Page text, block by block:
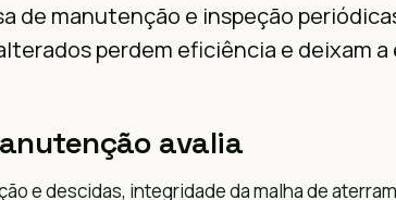
de manutenção e inspeção
perdem eficiência e deixam
avalia
e descidas, integridade da malha de